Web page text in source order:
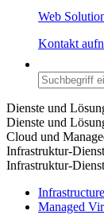
Web
Kontakt
Dienste und
Dienste und
Cloud und
Infrastruktur-
Infrastruktur-
Managed